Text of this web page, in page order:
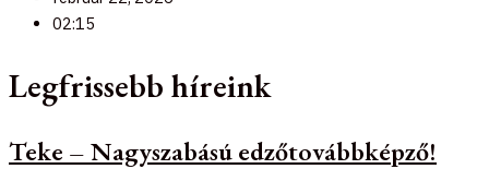
02:15
Legfrissebb híreink
Teke – Nagyszabású edzőtovábbképző!